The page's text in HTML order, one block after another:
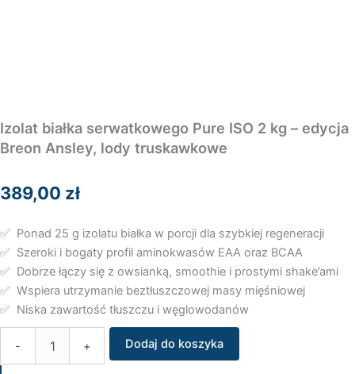
Izolat białka serwatkowego Pure ISO 2 kg – edycja
Breon Ansley, lody truskawkowe
389,00 zł
✅ Ponad 25 g izolatu białka w porcji dla szybkiej regeneracji
✅ Szeroki i bogaty profil aminokwasów EAA oraz BCAA
✅ Dobrze łączy się z owsianką, smoothie i prostymi shake’ami
✅ Wspiera utrzymanie beztłuszczowej masy mięśniowej
✅ Niska zawartość tłuszczu i węglowodanów
-
Izolat
białka
+ Dodaj do koszyka